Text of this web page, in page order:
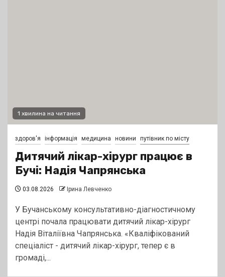
1 хвилина на читання
здоров'я інформація медицина новини путівник по місту
Дитячий лікар-хірург працює в
Бучі: Надія Чапрянська
03.08.2026 Ірина Левченко
У Бучанському консультативно-діагностичному
центрі почала працювати дитячий лікар-хірург
Надія Віталіївна Чапрянська. «Кваліфікований
спеціаліст - дитячий лікар-хірург, тепер є в
громаді,...